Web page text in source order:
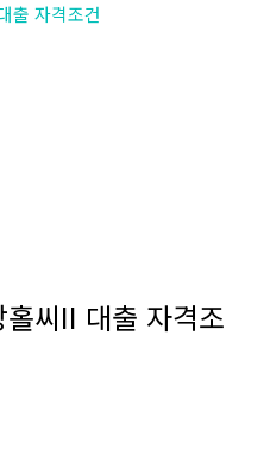
출 자격조건
씨II 대출 자격조